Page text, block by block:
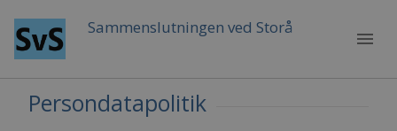
Sammenslutningen ved Storå
menu
Persondatapolitik